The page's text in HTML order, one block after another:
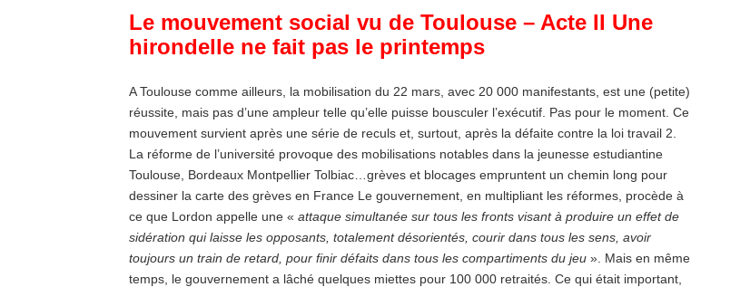
Le mouvement social vu de Toulouse – Acte II Une
hirondelle ne fait pas le printemps
A Toulouse comme ailleurs, la mobilisation du 22 mars, avec 20 000 manifestants, est une (petite)
réussite, mais pas d’une ampleur telle qu’elle puisse bousculer l’exécutif. Pas pour le moment. Ce
mouvement survient après une série de reculs et, surtout, après la défaite contre la loi travail 2.
La réforme de l’université provoque des mobilisations notables dans la jeunesse estudiantine
Toulouse, Bordeaux Montpellier Tolbiac…grèves et blocages empruntent un chemin long pour
dessiner la carte des grèves en France Le gouvernement, en multipliant les réformes, procède à
ce que Lordon appelle une « attaque simultanée sur tous les fronts visant à produire un effet de
sidération qui laisse les opposants, totalement désorientés, courir dans tous les sens, avoir
toujours un train de retard, pour finir défaits dans tous les compartiments du jeu ». Mais en même
temps, le gouvernement a lâché quelques miettes pour 100 000 retraités. Ce qui était important,